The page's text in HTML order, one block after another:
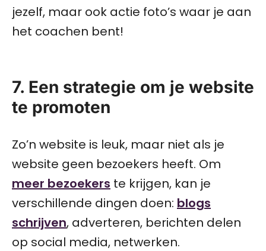
jezelf, maar ook actie foto’s waar je aan
het coachen bent!
7. Een strategie om je website
te promoten
Zo’n website is leuk, maar niet als je
website geen bezoekers heeft. Om
meer bezoekers te krijgen, kan je
verschillende dingen doen: blogs
schrijven, adverteren, berichten delen
op social media, netwerken.